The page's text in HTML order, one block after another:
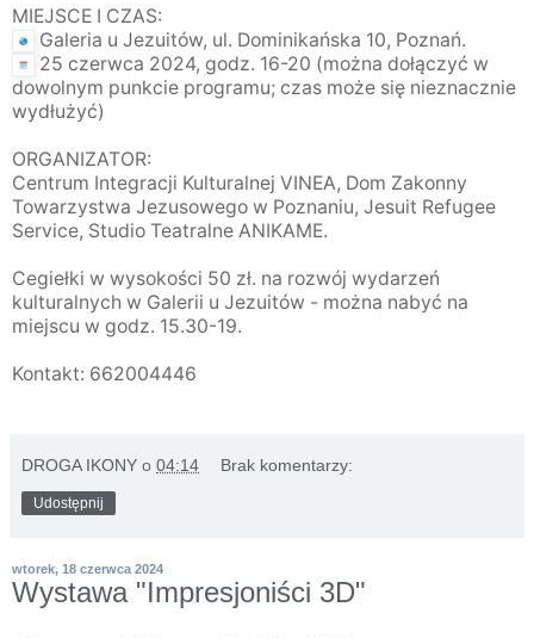
MIEJSCE I CZAS:
Galeria u Jezuitów, ul. Dominikańska 10, Poznań.
25 czerwca 2024, godz. 16-20 (można dołączyć w
dowolnym punkcie programu; czas może się nieznacznie
wydłużyć)
ORGANIZATOR:
Centrum Integracji Kulturalnej VINEA, Dom Zakonny
Towarzystwa Jezusowego w Poznaniu, Jesuit Refugee
Service, Studio Teatralne ANIKAME.
Cegiełki w wysokości 50 zł. na rozwój wydarzeń
kulturalnych w Galerii u Jezuitów - można nabyć na
miejscu w godz. 15.30-19.
Kontakt: 662004446
DROGA IKONY o 04:14 Brak komentarzy:
Udostępnij
wtorek, 18 czerwca 2024
Wystawa "Impresjoniści 3D"